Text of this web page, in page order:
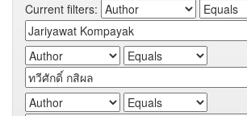
Current filters: